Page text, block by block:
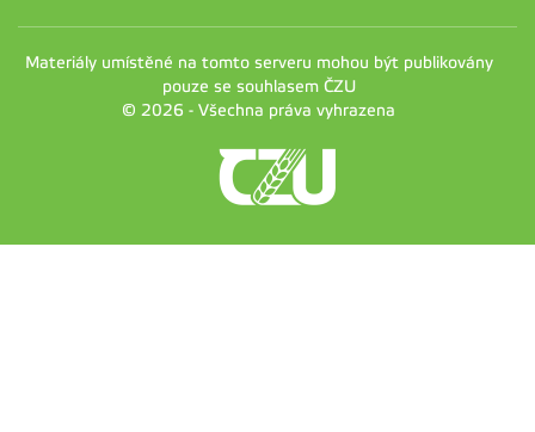
Materiály umístěné na tomto serveru mohou být publikovány
pouze se souhlasem ČZU
© 2026 - Všechna práva vyhrazena